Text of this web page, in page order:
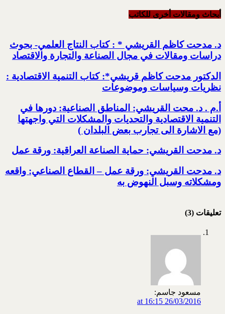
أبحاث ومقالات أخرى للکاتب
د. مدحت كاظم القريشي * : كتاب النتاج العلمي- بحوث
دراسات ومقالات في مجال الصناعة والتجارة والاقتصاد
الدكتور مدحت كاظم قريشي*: كتاب التنمية الاقتصادية :
نظريات وسياسات وموضوعات
أ.م . د. محت القريشي: المناطق الصناعية: دورها في
التنمية الاقتصادية والتحديات والمشكلات التي واجهتها
(مع الاشارة الى تجارب بعض البلدان )
د. مدحت القريشي: حماية الصناعة العراقية: ورقة عمل
د. مدحت القريشي: ورقة عمل – القطاع الصناعي: واقعه
ومشكلاته وسبل النهوض به
تعليقات (3)
مسعود جاسم:
26/03/2016 at 16:15